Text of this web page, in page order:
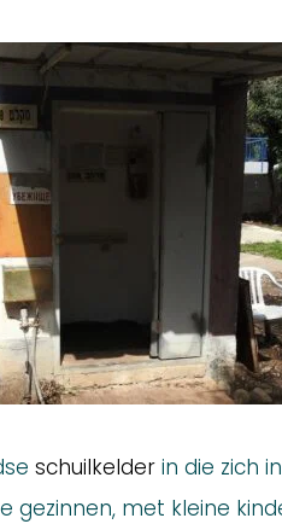
schuilkelder in die zich
gezinnen, met kleine